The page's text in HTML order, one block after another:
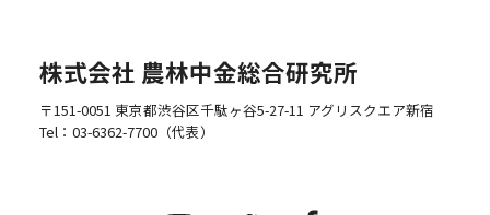
株式会社 農林中金総合研究所
〒151-0051 東京都渋谷区千駄ヶ谷5-27-11 アグリスクエア新宿
Tel： 03-6362-7700（代表）